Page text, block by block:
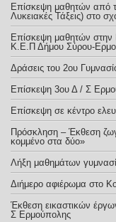
Επίσκεψη μαθητών από
Λυκειακές Τάξεις) στο
Επίσκεψη μαθητών στην
Κ.Ε.Π Δήμου Σύρου-
Δράσεις του 2ου
Επίσκεψη 3ου Δ / Σ
Eπίσκεψη σε κέντρο
Πρόσκληση – Έκθεση
κομμένο στα δύο»
Λήξη μαθημάτων
Διήμερο αφιέρωμα στο
Έκθεση εικαστικών
Σ Ερμούπολης